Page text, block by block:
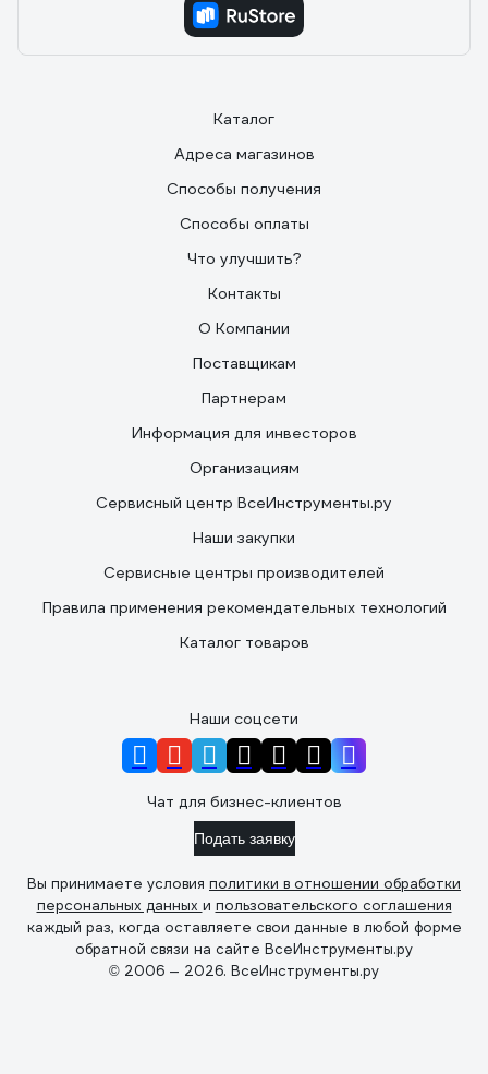
Каталог
Адреса магазинов
Способы получения
Способы оплаты
Что улучшить?
Контакты
О Компании
Поставщикам
Партнерам
Информация для инвесторов
Организациям
Сервисный центр ВсеИнструменты.ру
Наши закупки
Сервисные центры производителей
Правила применения рекомендательных технологий
Каталог товаров
Наши соцсети
Чат для бизнес-клиентов
Подать заявку
Вы принимаете условия политики в отношении обработки
персональных данных и пользовательского соглашения
каждый раз, когда оставляете свои данные в любой форме
обратной связи на сайте ВсеИнструменты.ру
© 2006 — 2026. ВсеИнструменты.ру